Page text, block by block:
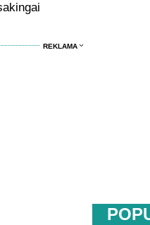
REKLAMA